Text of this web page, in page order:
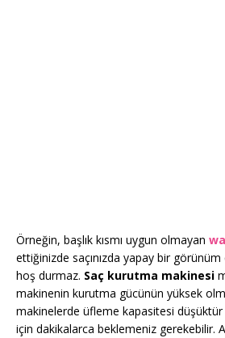
Örneğin, başlık kısmı uygun olmayan
ettiğinizde saçınızda yapay bir
hoş durmaz. Saç kurutma makinesi
makinenin kurutma gücünün yüksek
makinelerde üfleme kapasitesi düşüktür
için dakikalarca beklemeniz gerekebilir.